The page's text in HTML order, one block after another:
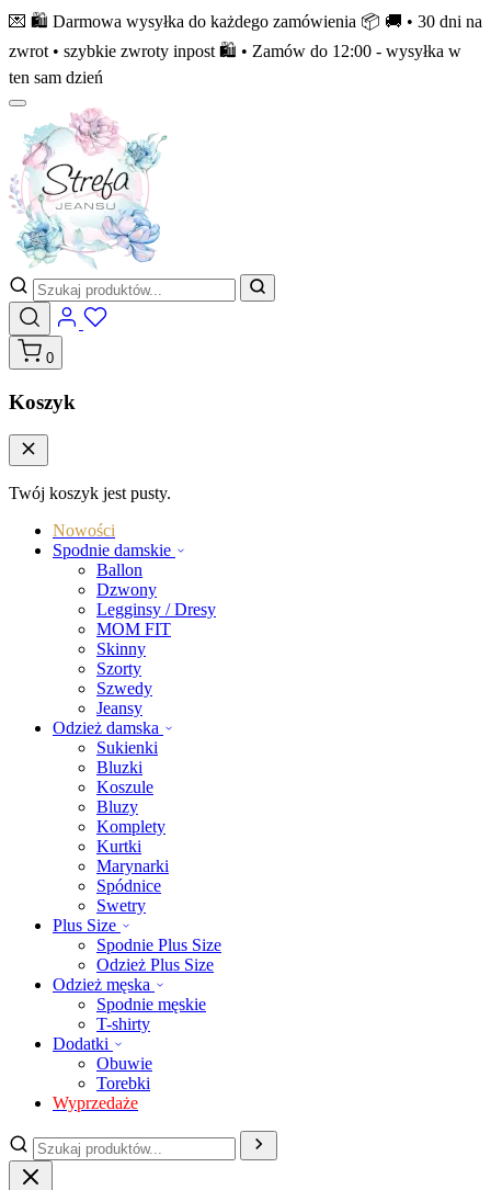
💌 🛍️ Darmowa wysyłka do każdego zamówienia 📦 🚚 • 30 dni na
zwrot • szybkie zwroty inpost 🛍️ • Zamów do 12:00 - wysyłka w
ten sam dzień
0
Koszyk
Twój koszyk jest pusty.
Nowości
Spodnie damskie
Ballon
Dzwony
Legginsy / Dresy
MOM FIT
Skinny
Szorty
Szwedy
Jeansy
Odzież damska
Sukienki
Bluzki
Koszule
Bluzy
Komplety
Kurtki
Marynarki
Spódnice
Swetry
Plus Size
Spodnie Plus Size
Odzież Plus Size
Odzież męska
Spodnie męskie
T-shirty
Dodatki
Obuwie
Torebki
Wyprzedaże